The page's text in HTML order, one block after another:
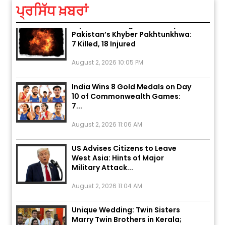
ਪ੍ਰਸਿੱਧ ਖ਼ਬਰਾਂExplosion During Peace Rally in
Pakistan’s Khyber Pakhtunkhwa:
7 Killed, 18 Injured
India Wins 8 Gold Medals on Day
10 of Commonwealth Games:
7...
US Advises Citizens to Leave
West Asia: Hints of Major
Military Attack...
Unique Wedding: Twin Sisters
Marry Twin Brothers in Kerala;
Priests Conducting Rituals...